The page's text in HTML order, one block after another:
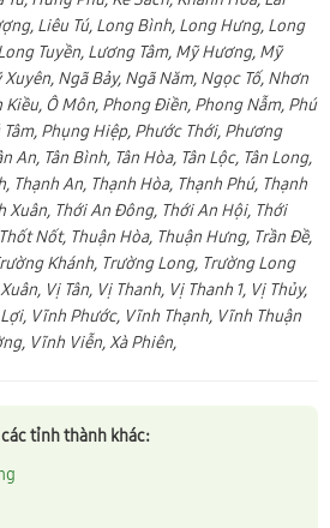
Liêu Tú, Long Bình, Long Hưng, Long
Tuyền, Lương Tâm, Mỹ Hương, Mỹ
Ngã Bảy, Ngã Năm, Ngọc Tố, Nhơn
Ô Môn, Phong Điền, Phong Nẫm, Phú
Phụng Hiệp, Phước Thới, Phương
An, Tân Bình, Tân Hòa, Tân Lộc, Tân Long,
Thạnh An, Thạnh Hòa, Thạnh Phú, Thạnh
Xuân, Thới An Đông, Thới An Hội, Thới
Nốt, Thuận Hòa, Thuận Hưng, Trần Đề,
Khánh, Trường Long, Trường Long
Vị Tân, Vị Thanh, Vị Thanh 1, Vị Thủy,
Vĩnh Phước, Vĩnh Thạnh, Vĩnh Thuận
Vĩnh Viễn, Xà Phiên,
tỉnh thành khác: